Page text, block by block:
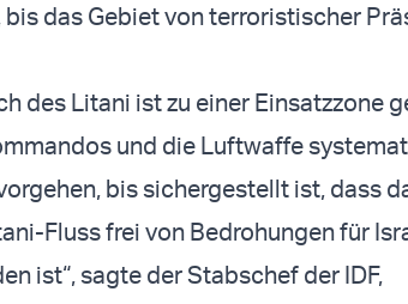
das Gebiet von terroristischer
des Litani ist zu einer Einsatzzone
und die Luftwaffe
bis sichergestellt ist, dass
Fluss frei von Bedrohungen für
ist“, sagte der Stabschef der IDF,